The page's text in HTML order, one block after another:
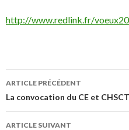
http://www.redlink.fr/
Navigation
des
articles
ARTICLE PRÉCÉDENT
La convocation du CE et
ARTICLE SUIVANT